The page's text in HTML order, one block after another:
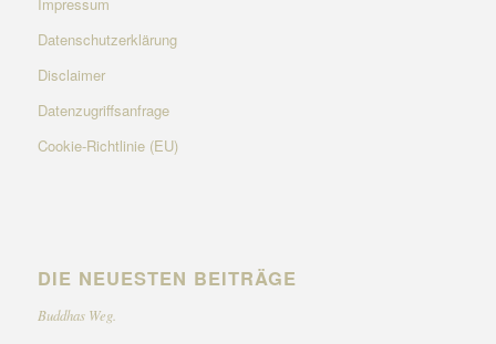
Impressum
Datenschutzerklärung
Disclaimer
Datenzugriffsanfrage
Cookie-Richtlinie (EU)
DIE NEUESTEN BEITRÄGE
Buddhas Weg.